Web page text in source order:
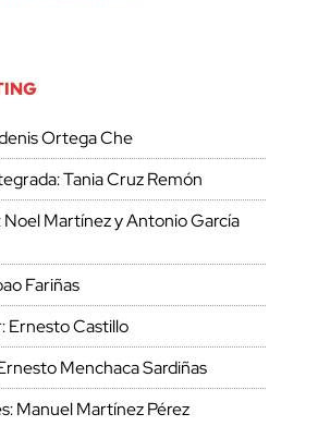
Ortega Che
Tania Cruz Remón
Noel Martínez y Antonio García
Fariñas
Ernesto Castillo
Menchaca Sardiñas
Manuel Martínez Pérez